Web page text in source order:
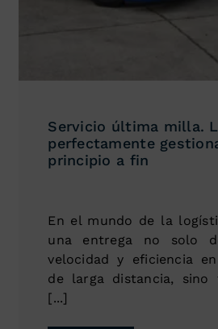
Servicio última milla.
perfectamente
principio a fin
En el mundo de la
una entrega no solo
velocidad y eficiencia
de larga distancia, sino
[...]